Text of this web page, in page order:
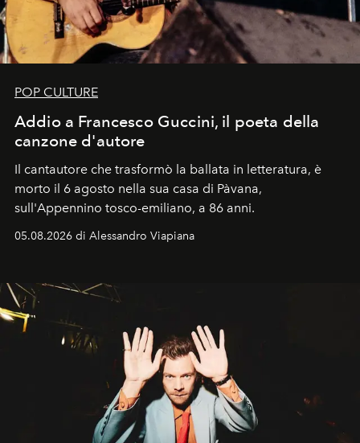
POP CULTURE
Addio a Francesco Guccini, il poeta della
canzone d'autore
Il cantautore che trasformò la ballata in letteratura, è
morto il 6 agosto nella sua casa di Pàvana,
sull'Appennino tosco-emiliano, a 86 anni.
05.08.2026 di Alessandro Viapiana